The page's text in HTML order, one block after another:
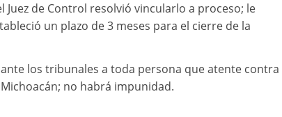
Juez de Control resolvió vincularlo a proceso; le
un plazo de 3 meses para el cierre de la
los tribunales a toda persona que atente contra
no habrá impunidad.